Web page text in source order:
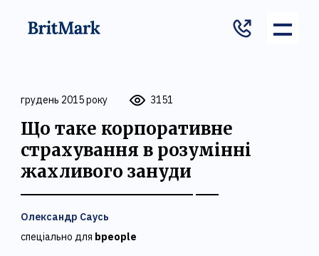
грудень 2015 року 3151
Що таке корпоративне
страхування в розумінні
жахливого зануди
Олександр Саусь
спеціально для bpeople